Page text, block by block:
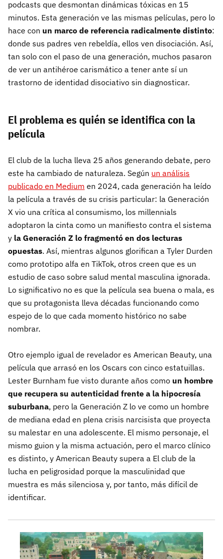
podcasts que desmontan dinámicas tóxicas en 15
minutos. Esta generación ve las mismas películas, pero lo
hace con un marco de referencia radicalmente distinto:
donde sus padres ven rebeldía, ellos ven disociación. Así,
tan solo con el paso de una generación, muchos pasaron
de ver un antihéroe carismático a tener ante sí un
trastorno de identidad disociativo sin diagnosticar.
El problema es quién se identifica con la
película
El club de la lucha lleva 25 años generando debate, pero
este ha cambiado de naturaleza. Según un análisis
publicado en Medium en 2024, cada generación ha leído
la película a través de su crisis particular: la Generación
X vio una crítica al consumismo, los millennials
adoptaron la cinta como un manifiesto contra el sistema
y la Generación Z lo fragmentó en dos lecturas
opuestas. Así, mientras algunos glorifican a Tyler Durden
como prototipo alfa en TikTok, otros creen que es un
estudio de caso sobre salud mental masculina ignorada.
Lo significativo no es que la película sea buena o mala, es
que su protagonista lleva décadas funcionando como
espejo de lo que cada momento histórico no sabe
nombrar.
Otro ejemplo igual de revelador es American Beauty, una
película que arrasó en los Oscars con cinco estatuillas.
Lester Burnham fue visto durante años como un hombre
que recupera su autenticidad frente a la hipocresía
suburbana, pero la Generación Z lo ve como un hombre
de mediana edad en plena crisis narcisista que proyecta
su malestar en una adolescente. El mismo personaje, el
mismo guion y la misma actuación, pero el marco clínico
es distinto, y American Beauty supera a El club de la
lucha en peligrosidad porque la masculinidad que
muestra es más silenciosa y, por tanto, más difícil de
identificar.